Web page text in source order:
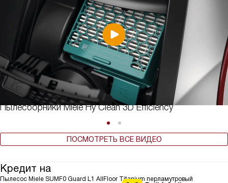
Пылесборники Miele Hy Clean 3D Efficiency
ПОСМОТРЕТЬ ВСЕ ВИДЕО
Кредит на
Пылесос Miele SUMF0 Guard L1 AllFloor Titanium перламутровый